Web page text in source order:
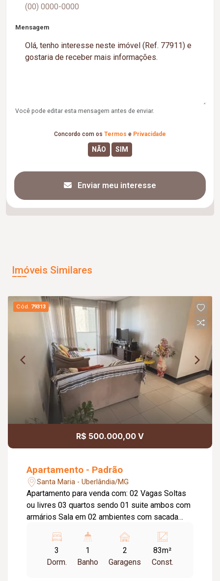
Mensagem
Você pode editar esta mensagem antes de enviar.
Concordo com os Termos e Privacidade
Enviar meu interesse
Imóveis Similares
Cód. 79313
R$ 500.000,00 V
Apartamento - Padrão
Santa Maria - Uberlândia/MG
Apartamento para venda com: 02 Vagas Soltas
ou livres 03 quartos sendo 01 suite ambos com
armários Sala em 02 ambientes com sacada
espaçosa com armários Área de serviço
separada Condomínio oferece - Gás canalizado
- Água - Portaria 12hs horário comercial... Aceita
3
Dorm.
1
Banho
2
Garagens
83m²
Const.